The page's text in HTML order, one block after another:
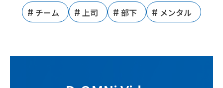
チーム 上司 部下 メンタル